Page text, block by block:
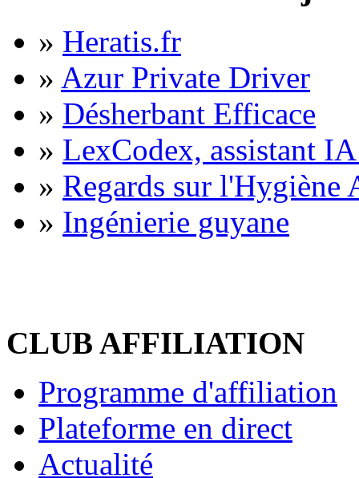
» Heratis.fr
» Azur Private Driver
» Désherbant Efficace
» LexCodex, assistant
» Regards sur l'Hygiène
» Ingénierie guyane
CLUB AFFILIATION
Programme d'affiliation
Plateforme en direct
Actualité